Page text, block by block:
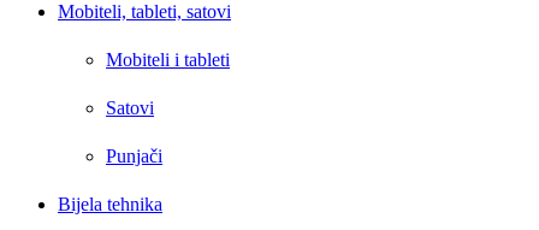
Mobiteli, tableti, satovi
Mobiteli i tableti
Satovi
Punjači
Bijela tehnika